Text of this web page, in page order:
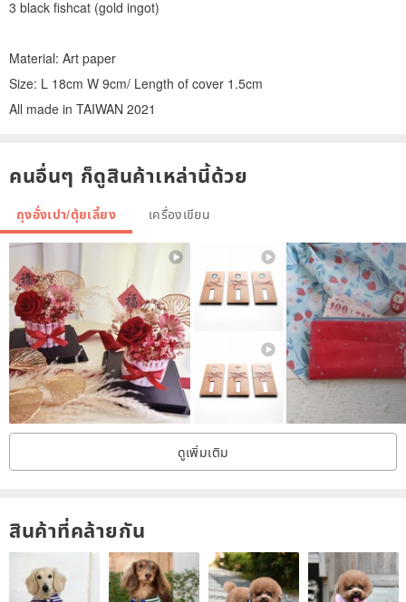
3 black fishcat (gold ingot)
Material: Art paper
Size: L 18cm W 9cm/ Length of cover 1.5cm
All made in TAIWAN 2021
คนอื่นๆ ก็ดูสินค้าเหล่านี้ด้วย
ถุงอั่งเปา/ตุ้ยเลี้ยง เครื่องเขียน
ดูเพิ่มเติม
สินค้าที่คล้ายกัน